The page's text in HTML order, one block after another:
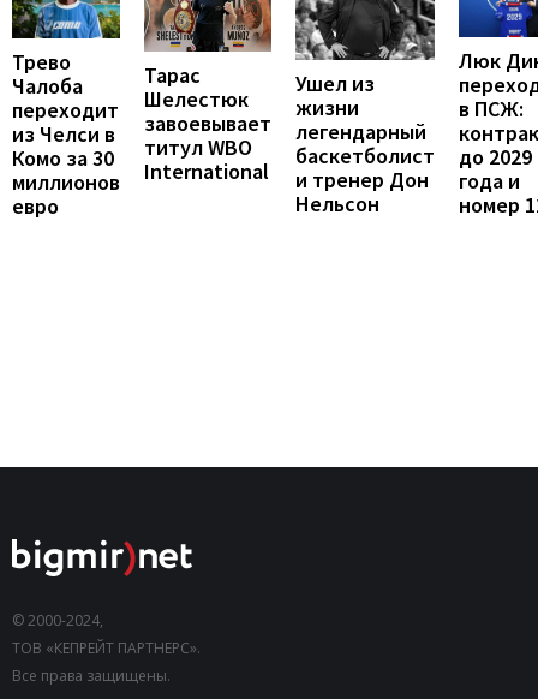
Трево
Чалоба
переходит
из Челси в
Комо за 30
миллионов
евро
Тарас
Шелестюк
завоевывает
титул WBO
International
Ушел из
жизни
легендарный
баскетболист
и тренер Дон
Нельсон
Люк
в ПСЖ:
до 2029
года и
номер
© 2000-2024,
ТОВ «КЕПРЕЙТ ПАРТНЕРС».
Все права защищены.